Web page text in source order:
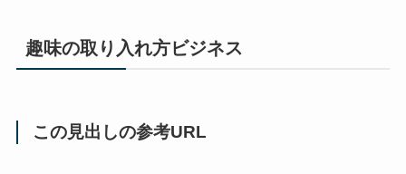
趣味の取り入れ方ビジネス
この見出しの参考URL